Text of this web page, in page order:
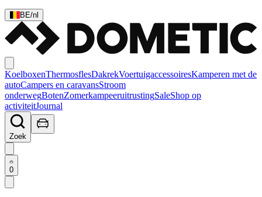
BE/nl
KoelboxenThermosflesDakrekVoertuigaccessoiresKamperen met de
autoCampers en caravansStroom
onderwegBotenZomerkampeeruitrustingSaleShop op
activiteitJournal
Zoek
0